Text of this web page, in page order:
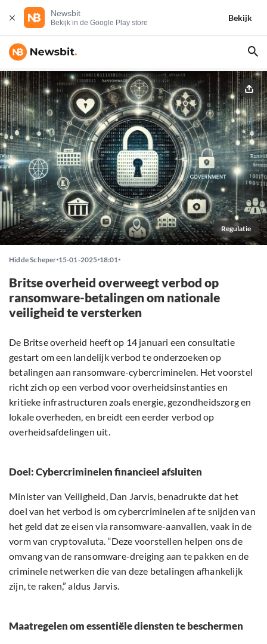
Newsbit
Bekijk in de Google Play store
Bekijk
Regulatie
Hidde Scheper 15-01-2025 18:01
Britse overheid overweegt verbod op
ransomware-betalingen om nationale
veiligheid te versterken
De Britse overheid heeft op 14 januari een consultatie
gestart om een landelijk verbod te onderzoeken op
betalingen aan ransomware-cybercriminelen. Het voorstel
richt zich op een verbod voor overheidsinstanties en
kritieke infrastructuren zoals energie, gezondheidszorg en
lokale overheden, en breidt een eerder verbod op
overheidsafdelingen uit.
Doel: Cybercriminelen financieel afsluiten
Minister van Veiligheid, Dan Jarvis, benadrukte dat het
doel van het verbod is om cybercriminelen af te snijden van
het geld dat ze eisen via ransomware-aanvallen, vaak in de
vorm van cryptovaluta. “Deze voorstellen helpen ons de
omvang van de ransomware-dreiging aan te pakken en de
criminele netwerken die van deze betalingen afhankelijk
zijn, te raken,” aldus Jarvis.
Maatregelen om essentiële diensten te beschermen